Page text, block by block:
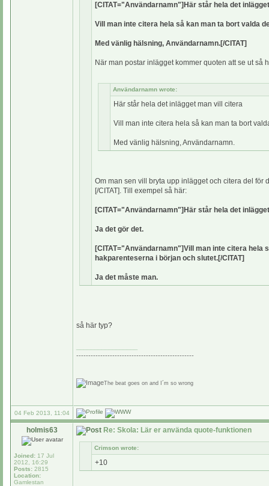
[CITAT="Användarnamn"]Här står hela det
Vill man inte citera hela så kan man ta bort valda
Med vänlig hälsning, Användarnamn.[/CITAT]
När man postar inlägget kommer quoten att se ut så
Användarnamn wrote:
Här står hela det inlägget man vill citera
Vill man inte citera hela så kan man ta bort
Med vänlig hälsning, Användarnamn.
Om man sen vill bryta upp inlägget och citera del för
[/CITAT]. Till exempel så här:
[CITAT="Användarnamn"]Här står hela det
Ja det gör det.
[CITAT="Användarnamn"]Vill man inte citera hela
hakparenteserna i början och slutet.[/CITAT]
Ja det måste man.
så här typ?
-------------------------------------------------
The beat goes on and I´m so wrong
04 Feb 2013, 11:04
holmis63
Joined: 17 Jul
2012, 16:29
Posts: 2815
Location:
Gamlestan
Re: Skola: Lär er använda quote-funktionen
Crimson wrote:
+10